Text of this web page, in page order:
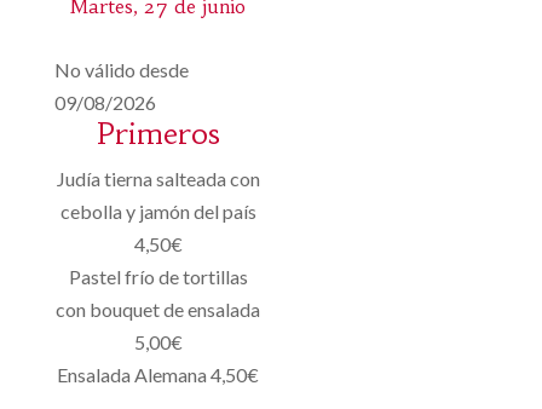
Martes, 27 de junio
No válido desde
09/08/2026
Primeros
Judía tierna salteada con
cebolla y jamón del país
4,50€
Pastel frío de tortillas
con bouquet de ensalada
5,00€
Ensalada Alemana 4,50€